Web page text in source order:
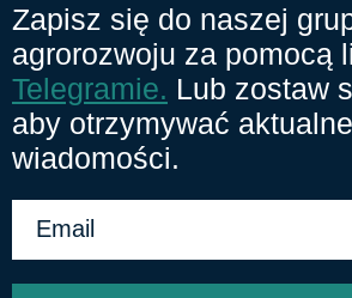
Zapisz się do naszej
agrorozwoju za pomocą
Telegramie. Lub zostaw
aby otrzymywać aktualne
wiadomości.